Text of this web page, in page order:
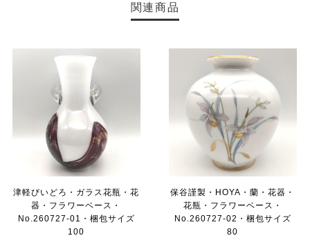
関連商品
津軽びいどろ・ガラス花瓶・花
器・フラワーベース・
No.260727-01・梱包サイズ
100
保谷謹製・HOYA・蘭・花器・
花瓶・フラワーベース・
No.260727-02・梱包サイズ
80